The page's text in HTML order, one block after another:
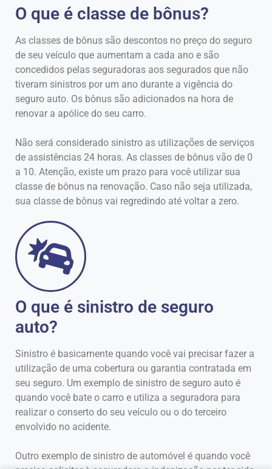
O que é classe de bônus?
As classes de bônus são descontos no preço do seguro
de seu veículo que aumentam a cada ano e são
concedidos pelas seguradoras aos segurados que não
tiveram sinistros por um ano durante a vigência do
seguro auto. Os bônus são adicionados na hora de
renovar a apólice do seu carro.
Não será considerado sinistro as utilizações de serviços
de assistências 24 horas. As classes de bônus vão de 0
a 10. Atenção, existe um prazo para você utilizar sua
classe de bônus na renovação. Caso não seja utilizada,
sua classe de bônus vai regredindo até voltar a zero.
O que é sinistro de seguro
auto?
Sinistro é basicamente quando você vai precisar fazer a
utilização de uma cobertura ou garantia contratada em
seu seguro. Um exemplo de sinistro de seguro auto é
quando você bate o carro e utiliza a seguradora para
realizar o conserto do seu veículo ou o do terceiro
envolvido no acidente.
Outro exemplo de sinistro de automóvel é quando você